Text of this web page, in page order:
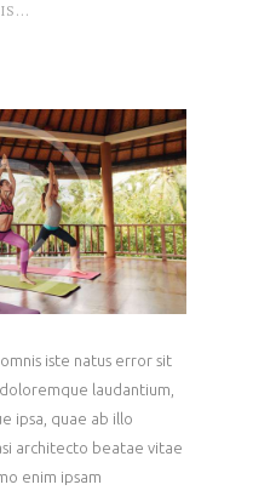
iste natus error sit
laudantium,
ipsa, quae ab illo
architecto beatae vitae
enim ipsam